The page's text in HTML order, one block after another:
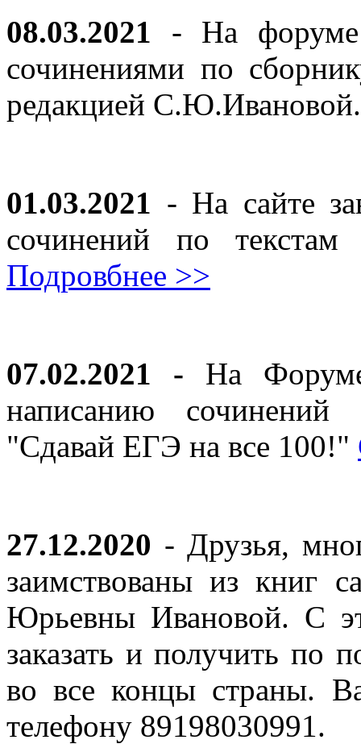
08.03.2021 - На форуме
сочинениями по
редакцией
01.03.2021 - На сайте
сочинений по
Подровбнее >>
07.02.2021 - На
написанию
"Сдавай ЕГЭ на все 100!"
27.12.2020 - Друзья,
заимствованы из книг
Юрьевны Ивановой. С
заказать и получить по
во все концы страны.
телефону 89198030991.